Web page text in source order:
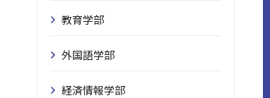
教育学部
外国語学部
経済情報学部